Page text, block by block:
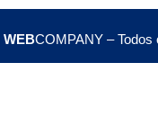
WEBCOMPANY –